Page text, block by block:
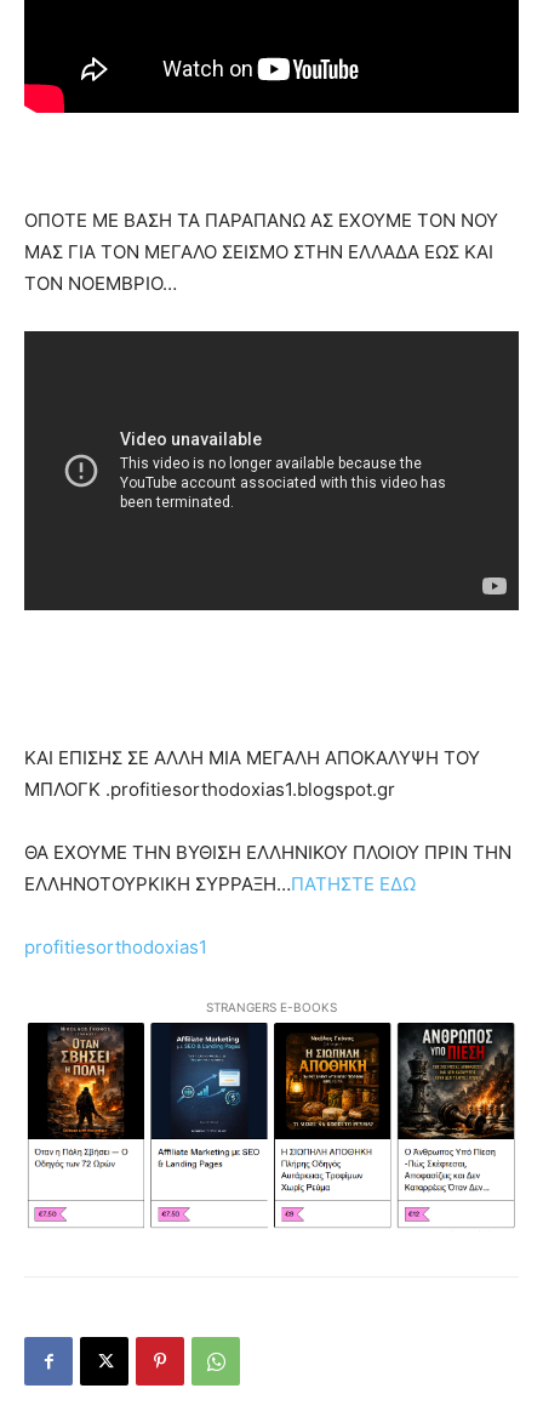
ΟΠΟΤΕ ΜΕ ΒΑΣΗ ΤΑ ΠΑΡΑΠΑΝΩ ΑΣ ΕΧΟΥΜΕ ΤΟΝ ΝΟΥ
ΜΑΣ ΓΙΑ ΤΟΝ ΜΕΓΑΛΟ ΣΕΙΣΜΟ ΣΤΗΝ ΕΛΛΑΔΑ ΕΩΣ ΚΑΙ
ΤΟΝ ΝΟΕΜΒΡΙΟ…
ΚΑΙ ΕΠΙΣΗΣ ΣΕ ΑΛΛΗ ΜΙΑ ΜΕΓΑΛΗ ΑΠΟΚΑΛΥΨΗ ΤΟΥ
ΜΠΛΟΓΚ .profitiesorthodoxias1.blogspot.gr
ΘΑ ΕΧΟΥΜΕ ΤΗΝ ΒΥΘΙΣΗ ΕΛΛΗΝΙΚΟΥ ΠΛΟΙΟΥ ΠΡΙΝ ΤΗΝ
ΕΛΛΗΝΟΤΟΥΡΚΙΚΗ ΣΥΡΡΑΞΗ…ΠΑΤΗΣΤΕ ΕΔΩ
profitiesorthodoxias1
STRANGERS E-BOOKS